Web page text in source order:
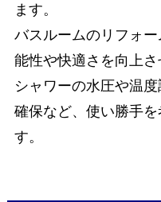
ます。
バスルームのリフォ
能性や快適さを向上さ
シャワーの水圧や温
確保など、使い勝手
す。